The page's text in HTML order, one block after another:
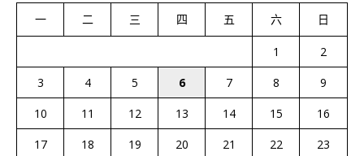
一 二 三 四 五 六 日
1
2
3
4 5 6 7 8
9
10
11 12 13 14 15
16
17
18 19 20 21 22
23